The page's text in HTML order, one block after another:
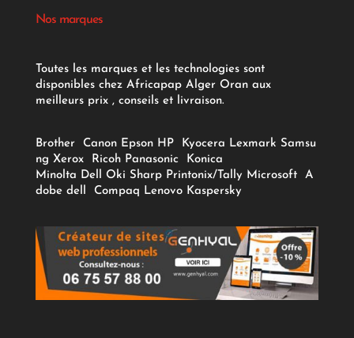
Nos marques
Toutes les marques et les technologies sont
disponibles chez Africapap Alger Oran aux
meilleurs prix , conseils et livraison.
Brother Canon Epson HP Kyocera Lexmark Samsu
ng Xerox Ricoh Panasonic
Konica
Minolta Dell Oki Sharp Printonix/Tally Microsoft
A
dobe dell Compaq Lenovo Kaspersky